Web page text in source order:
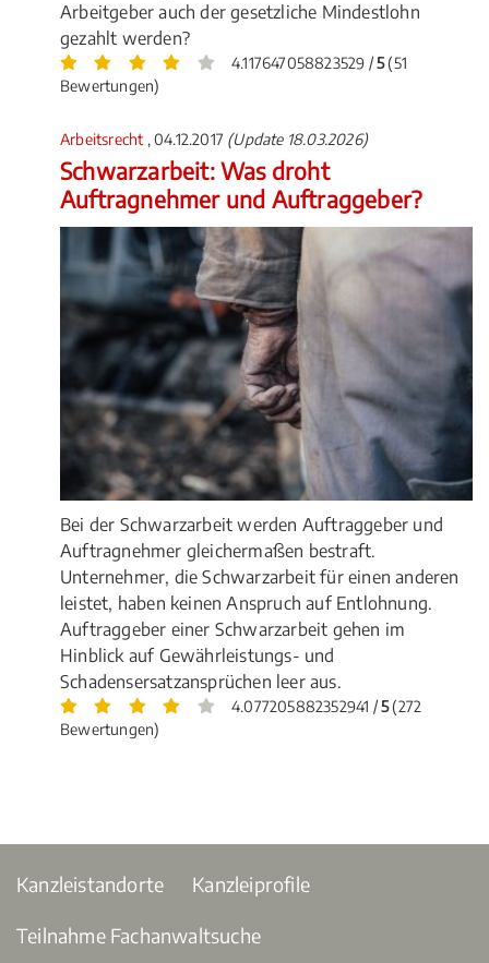
Arbeitgeber auch der gesetzliche Mindestlohn
gezahlt werden?
4.117647058823529 /5(51
Bewertungen)
Arbeitsrecht , 04.12.2017 (Update 18.03.2026)
Schwarzarbeit: Was droht
Auftragnehmer und Auftraggeber?
Bei der Schwarzarbeit werden Auftraggeber und
Auftragnehmer gleichermaßen bestraft.
Unternehmer, die Schwarzarbeit für einen anderen
leistet, haben keinen Anspruch auf Entlohnung.
Auftraggeber einer Schwarzarbeit gehen im
Hinblick auf Gewährleistungs- und
Schadensersatzansprüchen leer aus.
4.077205882352941 /5(272
Bewertungen)
Kanzleistandorte Kanzleiprofile
Teilnahme Fachanwaltsuche